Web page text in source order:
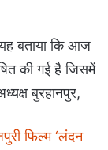
बताया कि आज
की गई है जिसमें
बुरहानपुर,
फिल्म ‘लंदन